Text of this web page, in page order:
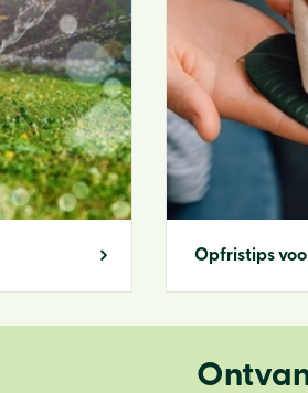
Opfristips